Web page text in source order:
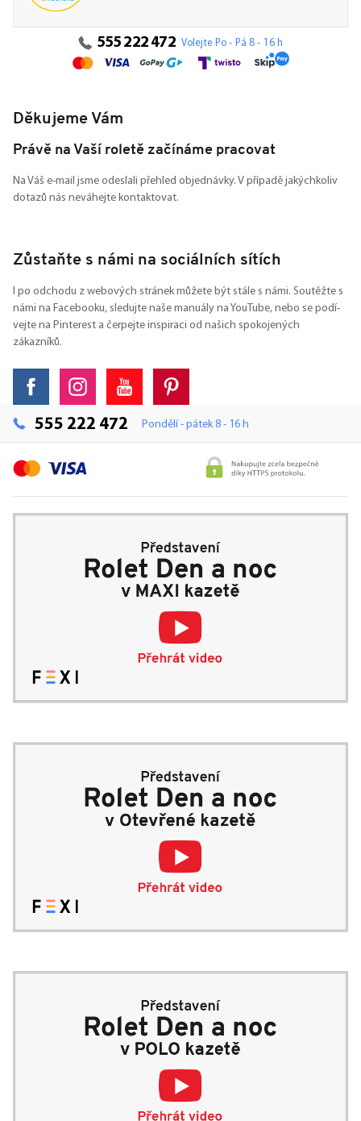
555 222 472 Volejte Po - Pá 8 - 16 h
Děkujeme Vám
Právě na Vaší roletě začínáme pracovat
Na Váš e-mail jsme odeslali přehled objednávky. V případě jakýchkoliv
dotazů nás neváhejte kontaktovat.
Zůstaňte s námi na sociálních sítích
I po odchodu z webových stránek můžete být stále s námi. Soutěžte s
námi na Facebooku, sledujte naše manuály na YouTube, nebo se podí-
vejte na Pinterest a čerpejte inspiraci od našich spokojených
zákazníků.
555 222 472 Pondělí - pátek 8 - 16 h